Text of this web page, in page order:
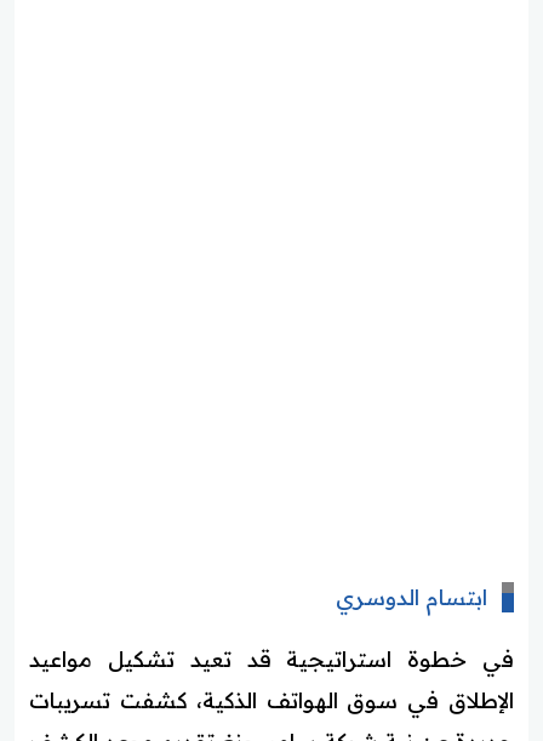
ابتسام الدوسري
في خطوة استراتيجية قد تعيد تشكيل مواعيد
الإطلاق في سوق الهواتف الذكية، كشفت تسريبات